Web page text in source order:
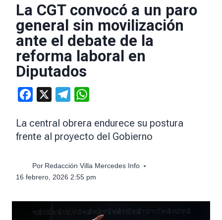
La CGT convocó a un paro
general sin movilización
ante el debate de la
reforma laboral en
Diputados
Facebook Telegram
La central obrera endurece su postura
frente al proyecto del Gobierno
Por Redacción Villa Mercedes Info
16 febrero, 2026 2:55 pm